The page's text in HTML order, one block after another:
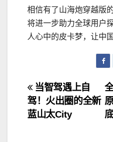
相信有了山海炮穿越版
将进一步助力全球用户
人心中的皮卡梦，让中
文
章
当智驾遇上自
驾！火出圈的全新
蓝山太City